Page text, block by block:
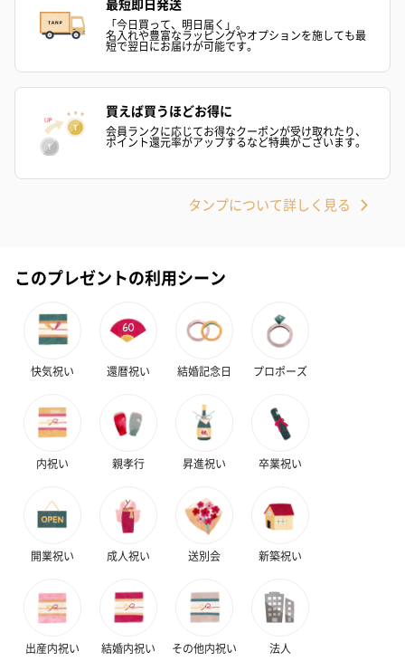
ゼリーバウム カット
（レモン＆紅茶）（432
麦わらパンダバウム
（バナナ味）（540円）
ェ〜国産フル
スキンケアグッズ
スキンケアグッズを同梱してお届けします。
ハンドクリーム3本セッ
（1,100円）
シャワージェル＆ハン
レープフルーツ）
リラックスグッズ
「今日買って、明日届く」。
名入れや豊富なラッピングやオプションを施しても最
短で翌日にお届けが可能です。
買えば買うほどお得に
会員ランクに応じてお得なクーポンが受け取れたり、
ポイント還元率がアップするなど特典がございます。
タンプについて詳しく見る
このプレゼントの利用シーン
快気祝い 還暦祝い 結婚記念日 プロポーズ
内祝い 親孝行 昇進祝い 卒業祝い
開業祝い 成人祝い 送別会 新築祝い
出産内祝い 結婚内祝い その他内祝い 法人